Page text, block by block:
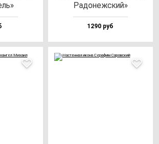
Радо­неж­ский»
1290 руб